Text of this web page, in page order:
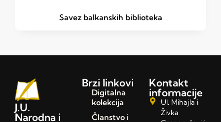
Savez balkanskih biblioteka
J.U.
Narodna i
Brzi linkovi
Digitalna
kolekcija
Članstvo i
Kontakt
informacije
Ul. Mihajla i
Živka